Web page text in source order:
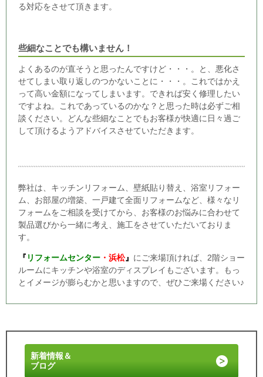
る対応をさせて頂きます。
些細なことでも構いません！
よくあるのが直そうと思ったんですけど・・・。と、悪化さ
せてしまい取り返しのつかないことに・・・。これではかえ
って高い金額になってしまいます。できれば安く修理したい
ですよね。これであっているのかな？と思った時は必ずご相
談ください。どんな些細なことでもお客様が快適に日々過ご
して頂けるようアドバイスさせていただきます。
弊社は、キッチンリフォーム、壁紙貼り替え、浴室リフォー
ム、お部屋の増築、一戸建て全面リフォームなど、様々なリ
フォームをご相談を受けてから、お客様のお悩みに合わせて
製品選びから一緒に考え、施工をさせていただいておりま
す。
『 リフォームセンター ・浜松』 にご来場頂ければ、2階ショー
ルームにキッチンや浴室のディスプレイもございます。もっ
とイメージが膨らむかと思いますので、ぜひご来場ください♪
新着情報 ＆
ブログ